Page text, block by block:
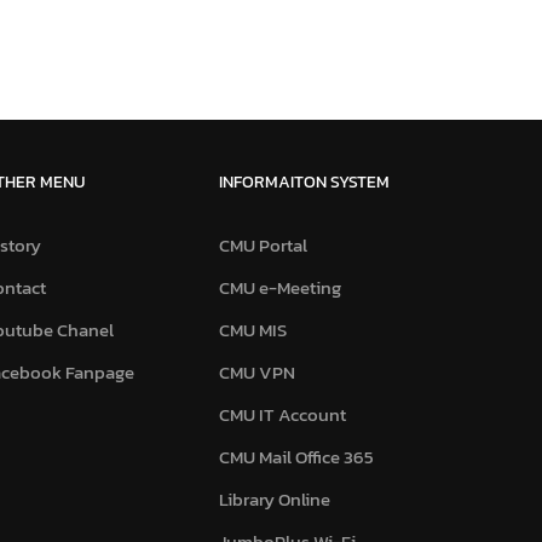
MENU
Chanel
Fanpage
INFORMAITON SYSTEM
CMU Portal
CMU e-Meeting
CMU MIS
CMU VPN
CMU IT Account
CMU Mail Office 365
Library Online